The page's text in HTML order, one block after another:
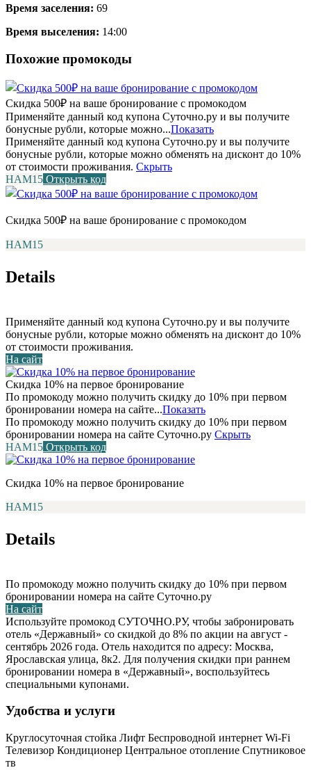
Время заселения: 69
Время выселения: 14:00
Похожие промокоды
Скидка 500₽ на ваше бронирование с промокодом
Применяйте данный код купона Суточно.ру и вы получите
бонусные рубли, которые можно...Показать
Применяйте данный код купона Суточно.ру и вы получите
бонусные рубли, которые можно обменять на дисконт до 10%
от стоимости проживания. Скрыть
НАМ15 Открыть код
Скидка 500₽ на ваше бронирование с промокодом
НАМ15
Details
Применяйте данный код купона Суточно.ру и вы получите
бонусные рубли, которые можно обменять на дисконт до 10%
от стоимости проживания.
На сайт
Скидка 10% на первое бронирование
По промокоду можно получить скидку до 10% при первом
бронировании номера на сайте...Показать
По промокоду можно получить скидку до 10% при первом
бронировании номера на сайте Суточно.ру Скрыть
НАМ15 Открыть код
Скидка 10% на первое бронирование
НАМ15
Details
По промокоду можно получить скидку до 10% при первом
бронировании номера на сайте Суточно.ру
На сайт
Используйте промокод СУТОЧНО.РУ, чтобы забронировать
отель «Державный» со скидкой до 8% по акции на август -
сентябрь 2026 года. Отель находится по адресу: Москва,
Ярославская улица, 8к2. Для получения скидки при раннем
бронировании номера в «Державный», воспользуйтесь
специальными купонами.
Удобства и услуги
Круглосуточная стойка Лифт Беспроводной интернет Wi-Fi
Телевизор Кондиционер Центральное отопление Спутниковое
тв